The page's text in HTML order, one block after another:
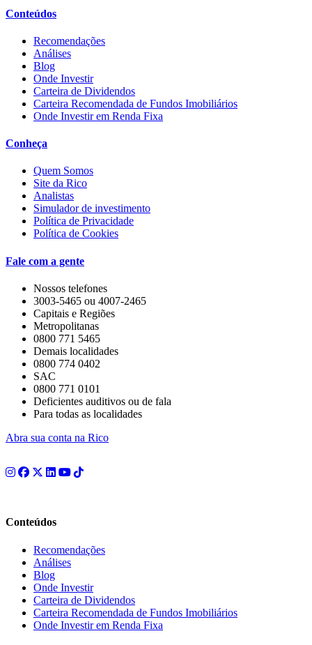
Conteúdos
Recomendações
Análises
Blog
Onde Investir
Carteira de Dividendos
Carteira Recomendada de Fundos Imobiliários
Onde Investir em Renda Fixa
Conheça
Quem Somos
Site da Rico
Analistas
Simulador de investimento
Política de Privacidade
Política de Cookies
Fale com a gente
Nossos telefones
3003-5465 ou 4007-2465
Capitais e Regiões
Metropolitanas
0800 771 5465
Demais localidades
0800 774 0402
SAC
0800 771 0101
Deficientes auditivos ou de fala
Para todas as localidades
Abra sua conta na Rico
Conteúdos
Recomendações
Análises
Blog
Onde Investir
Carteira de Dividendos
Carteira Recomendada de Fundos Imobiliários
Onde Investir em Renda Fixa